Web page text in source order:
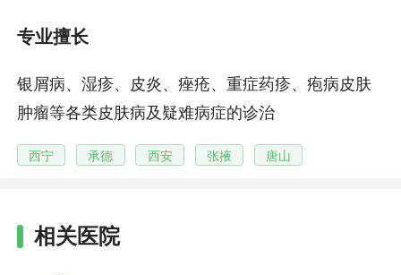
专业擅长
银屑病、湿疹、皮炎、痤疮、重症药疹、疱病皮肤
肿瘤等各类皮肤病及疑难病症的诊治
西宁 承德 西安 张掖 唐山
相关医院